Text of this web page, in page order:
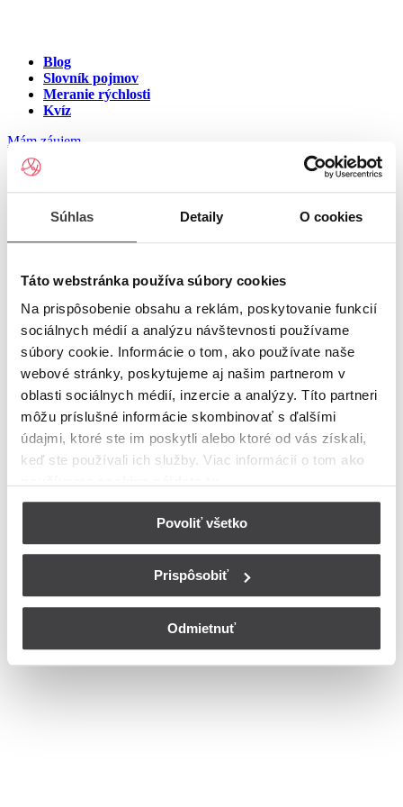
Súhlas Detaily O cookies
Táto webstránka používa súbory cookies
Na prispôsobenie obsahu a reklám, poskytovanie funkcií
sociálnych médií a analýzu návštevnosti používame
súbory cookie. Informácie o tom, ako používate naše
webové stránky, poskytujeme aj našim partnerom v
oblasti sociálnych médií, inzercie a analýzy. Títo partneri
môžu príslušné informácie skombinovať s ďalšími
údajmi, ktoré ste im poskytli alebo ktoré od vás získali,
keď ste používali ich služby. Viac informácií o tom ako
Povoliť všetko
Prispôsobiť
Odmietnuť
Blog
Slovník pojmov
Meranie rýchlosti
Kvíz
Mám záujem
Internet v meste Kristy
Zadajte ulicu a číslo pre zobrazenie ponuky internetu v meste
Zadajte ulicu a číslopre zobrazenie ponuky internetu v lokalite
Kristy
Zoznam ulíc v meste Kristy
Ulica
Bohužiaľ, nedisponujeme zoznamom dostupných ulíc v danom
meste
© Copyright 2026
Nastavenia cookies